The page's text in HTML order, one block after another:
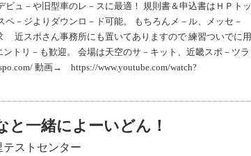
ビュ－や旧型車のレ－スに最適！ 規則書＆申込書はＨＰトッ
ペ－ジよりダウンロ－ド可能。 もちろんメ－ル、メッセ－
近スポさん事務所にも置いてありますので 練習ついでに用
トリ－も歓迎。 会場は天空のサ－キット、近畿スポ－ツラ
動画→ https://www.youtube.com/watch?
と一緒によーいどん！
ストセンター